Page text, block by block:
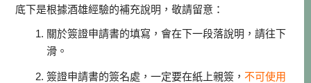
底下是根據酒雄經驗的補充說明，敬請留意：
關於簽證申請書的填寫，會在下一段落說明，請往下
滑。
簽證申請書的簽名處，一定要在紙上親簽，不可使用